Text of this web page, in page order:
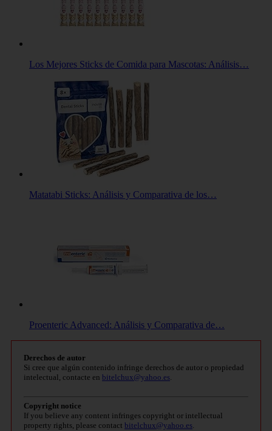
Los Mejores Sticks de Comida para Mascotas: Análisis…
Matatabi Sticks: Análisis y Comparativa de los…
Proenteric Advanced: Análisis y Comparativa de…
Derechos de autor
Si cree que algún contenido infringe derechos de autor o propiedad
intelectual, contacte en bitelchux@yahoo.es.
Copyright notice
If you believe any content infringes copyright or intellectual
property rights, please contact bitelchux@yahoo.es.